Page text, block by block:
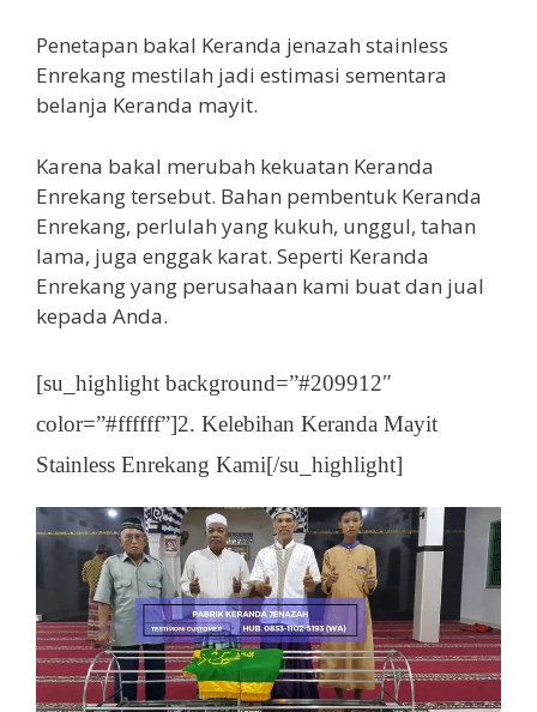
Penetapan bakal Keranda jenazah stainless
Enrekang mestilah jadi estimasi sementara
belanja Keranda mayit.
Karena bakal merubah kekuatan Keranda
Enrekang tersebut. Bahan pembentuk Keranda
Enrekang, perlulah yang kukuh, unggul, tahan
lama, juga enggak karat. Seperti Keranda
Enrekang yang perusahaan kami buat dan jual
kepada Anda.
[su_highlight background=”#209912″
color=”#ffffff”]2. Kelebihan Keranda Mayit
Stainless Enrekang Kami[/su_highlight]